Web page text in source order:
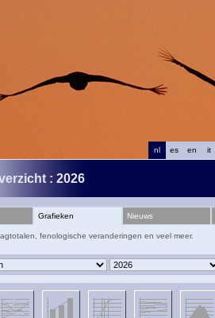
it
en
es
nl
: 2026
Grafieken Nieuws
fenologische veranderingen en veel meer.